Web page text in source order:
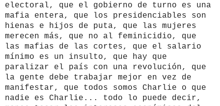
electoral, que el gobierno de turno es una
mafia entera, que los presidenciables son
hienas e hijos de puta, que las mujeres
merecen más, que no al feminicidio, que
las mafias de las cortes, que el salario
mínimo es un insulto, que hay que
paralizar el país con una revolución, que
la gente debe trabajar mejor en vez de
manifestar, que todos somos Charlie o que
nadie es Charlie... todo lo puede decir,